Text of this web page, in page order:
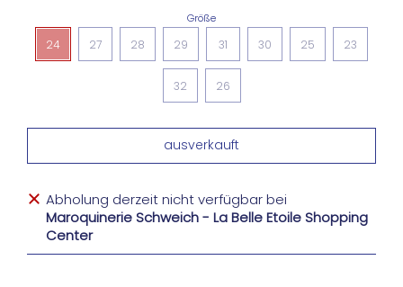
Größe
24 27 28 29 31 30 25 23
32 26
Abholung derzeit nicht verfügbar bei
Maroquinerie Schweich - La Belle Etoile Shopping
Center